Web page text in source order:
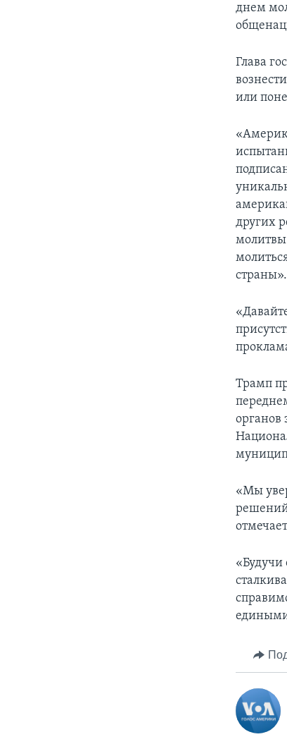
днем
Глава
или
других
молитвы
страны».
Трамп
органов
«Мы